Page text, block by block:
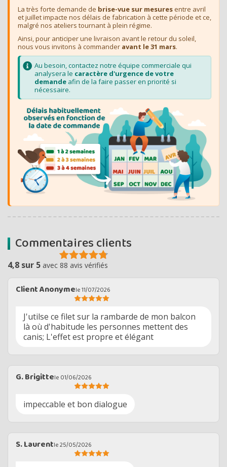
La très forte demande de brise-vue sur mesures entre avril
et juillet impacte nos délais de fabrication à cette période et ce,
malgré nos ateliers tournant à plein régime.
Ainsi, pour anticiper une livraison avant le retour du soleil,
nous vous invitons à commander avant le 31 mars.
Au besoin, contactez notre équipe commerciale qui
analysera le caractère d'urgence de votre
demande afin de la faire passer en priorité si
nécessaire.
Commentaires clients
4,8 sur 5 avec 88 avis vérifiés
Client Anonymele 11/07/2026
J'utilse ce filet sur la rambarde de mon balcon
là où d'habitude les personnes mettent des
canis; L'effet est propre et élégant
G. Brigittele 01/06/2026
impeccable et bon dialogue
S. Laurentle 25/05/2026